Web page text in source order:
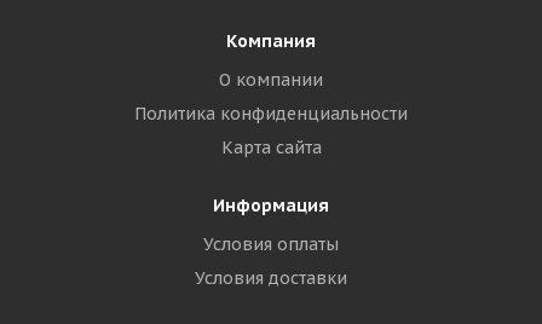
Компания
О компании
Политика конфиденциальности
Карта сайта
Информация
Условия оплаты
Условия доставки